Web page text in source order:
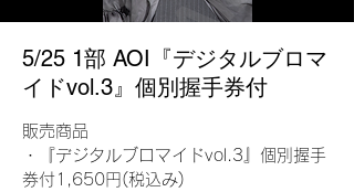
5/25 1部 AOI『デジタルブロマ
イドvol.3』個別握手券付
販売商品
・『デジタルブロマイドvol.3』個別握手
券付1,650円(税込み)